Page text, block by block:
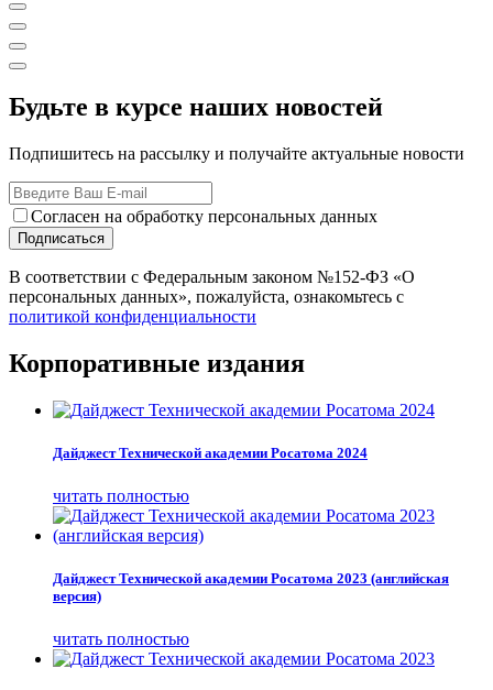
Будьте в курсе наших новостей
Подпишитесь на рассылку и получайте актуальные новости
Согласен на обработку персональных данных
Подписаться
В соответствии с Федеральным законом №152-ФЗ «О
персональных данных», пожалуйста, ознакомьтесь с
политикой конфиденциальности
Корпоративные издания
Дайджест Технической академии Росатома 2024
читать полностью
Дайджест Технической академии Росатома 2023 (английская
версия)
читать полностью